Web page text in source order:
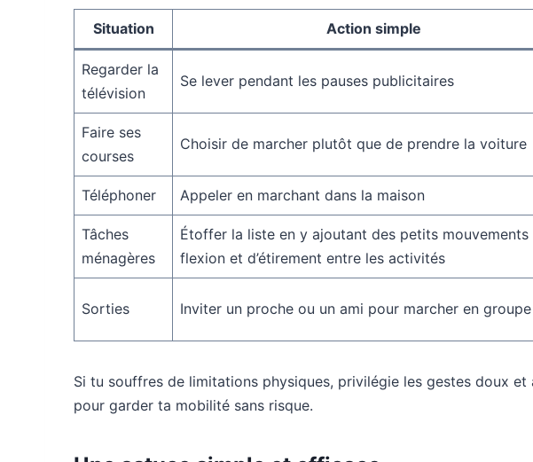
Situation Action simple
Regarder la
télévision
Se lever pendant les pauses publicitaires
Faire ses
courses
Choisir de marcher plutôt que de prendre la voiture
Téléphoner Appeler en marchant dans la maison
Tâches
ménagères
Étoffer la liste en y ajoutant des petits mouvements
flexion et d’étirement entre les activités
Sorties Inviter un proche ou un ami pour marcher en groupe
Si tu souffres de limitations physiques, privilégie les gestes doux
pour garder ta mobilité sans risque.